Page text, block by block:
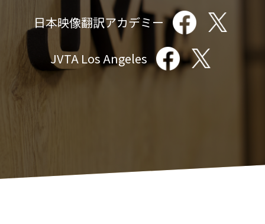
日本映像翻訳アカデミー
JVTA Los Angeles